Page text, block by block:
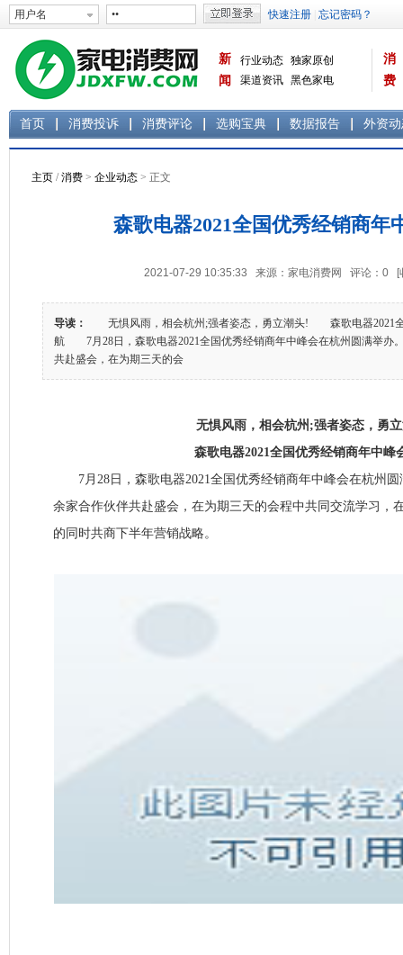
新
闻
行业动态 独家原创
渠道资讯 黑色家电
消
费
首页 消费投诉 消费评论 选购宝典 数据报告 外资
主页 /消费 > 企业动态 > 正文
森歌电器2021全国优秀经销商年
2021-07-29 10:35:33 来源：家电消费网 评论： 0 [
导读：
无惧风雨，相会杭州;强者姿态，勇立潮头! 森歌电器2021全
航 7月28日，森歌电器2021全国优秀经销商年中峰会在杭州圆满举办
共赴盛会，在为期三天的会
无惧风雨，相会杭州;强者姿态，勇
森歌电器2021全国优秀经销商年中峰
7月28日，森歌电器2021全国优秀经销商年中峰会在杭州圆
余家合作伙伴共赴盛会，在为期三天的会程中共同交流学习，
的同时共商下半年营销战略。